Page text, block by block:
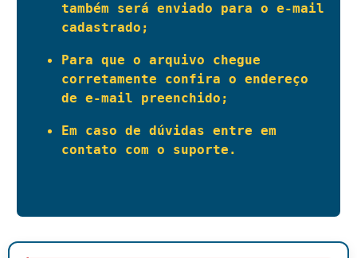
também será enviado para o e-mail
cadastrado;
Para que o arquivo chegue
corretamente confira o endereço
de e-mail preenchido;
Em caso de dúvidas entre em
contato com o suporte.